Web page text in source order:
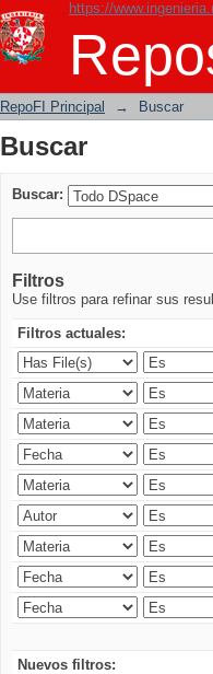
https://
Buscar
RepoFI Principal → Buscar
Buscar
Buscar:
Filtros
Use filtros para refinar sus
Filtros actuales:
Nuevos filtros: